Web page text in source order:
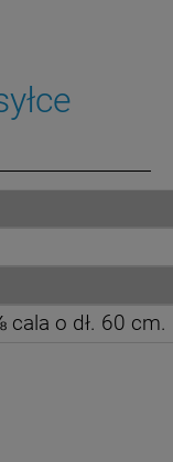
cala o dł. 60 cm.